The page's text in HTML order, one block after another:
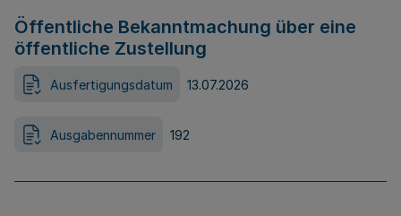
Öffentliche Bekanntmachung über eine
öffentliche Zustellung
Ausfertigungsdatum 13.07.2026
Ausgabennummer 192